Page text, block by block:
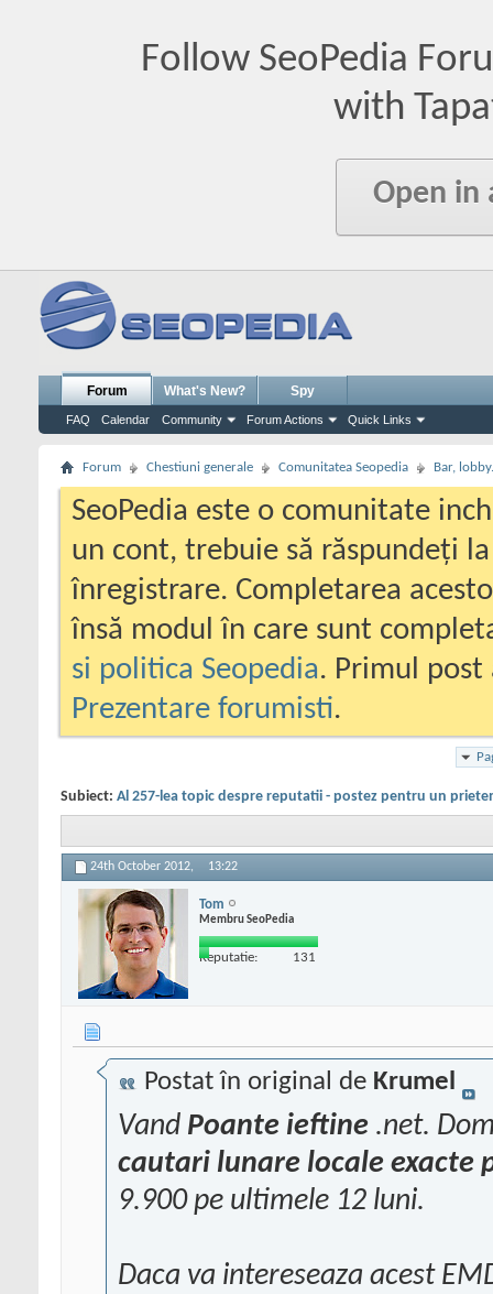
Follow SeoPedia
with
Open in
Forum
FAQ Calendar Community Forum Actions Quick Links
What's New? Spy
Forum Chestiuni generale Comunitatea Seopedia Bar,
SeoPedia este o comunitate
un cont, trebuie să răspundeți
înregistrare. Completarea
însă modul în care sunt
si politica Seopedia. Primul
Prezentare forumisti.
Subiect: Al 257-lea topic despre reputatii - postez pentru un
24th October 2012, 13:22
Tom
Membru SeoPedia
Reputatie: 131
Postat în original de Krumel
Vand Poante ieftine .net.
cautari lunare locale exacte
9.900 pe ultimele 12 luni.
Daca va intereseaza acest